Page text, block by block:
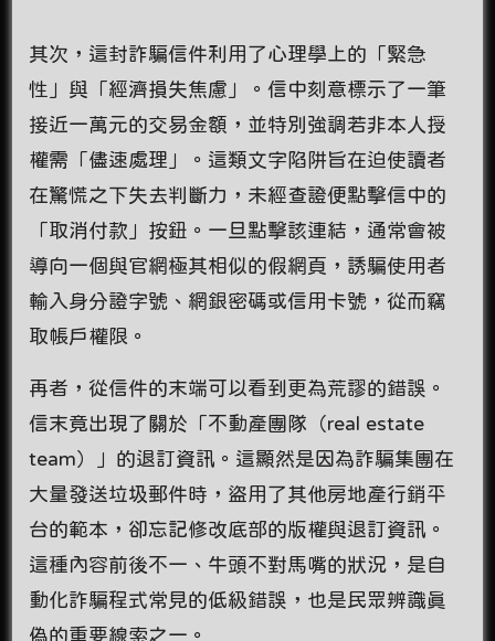
其次，這封詐騙信件利用了心理學上的「緊急
性」與「經濟損失焦慮」。信中刻意標示了一筆
接近一萬元的交易金額，並特別強調若非本人授
權需「儘速處理」。這類文字陷阱旨在迫使讀者
在驚慌之下失去判斷力，未經查證便點擊信中的
「取消付款」按鈕。一旦點擊該連結，通常會被
導向一個與官網極其相似的假網頁，誘騙使用者
輸入身分證字號、網銀密碼或信用卡號，從而竊
取帳戶權限。
再者，從信件的末端可以看到更為荒謬的錯誤。
信末竟出現了關於「不動產團隊（real estate
team）」的退訂資訊。這顯然是因為詐騙集團在
大量發送垃圾郵件時，盜用了其他房地產行銷平
台的範本，卻忘記修改底部的版權與退訂資訊。
這種內容前後不一、牛頭不對馬嘴的狀況，是自
動化詐騙程式常見的低級錯誤，也是民眾辨識真
偽的重要線索之一。